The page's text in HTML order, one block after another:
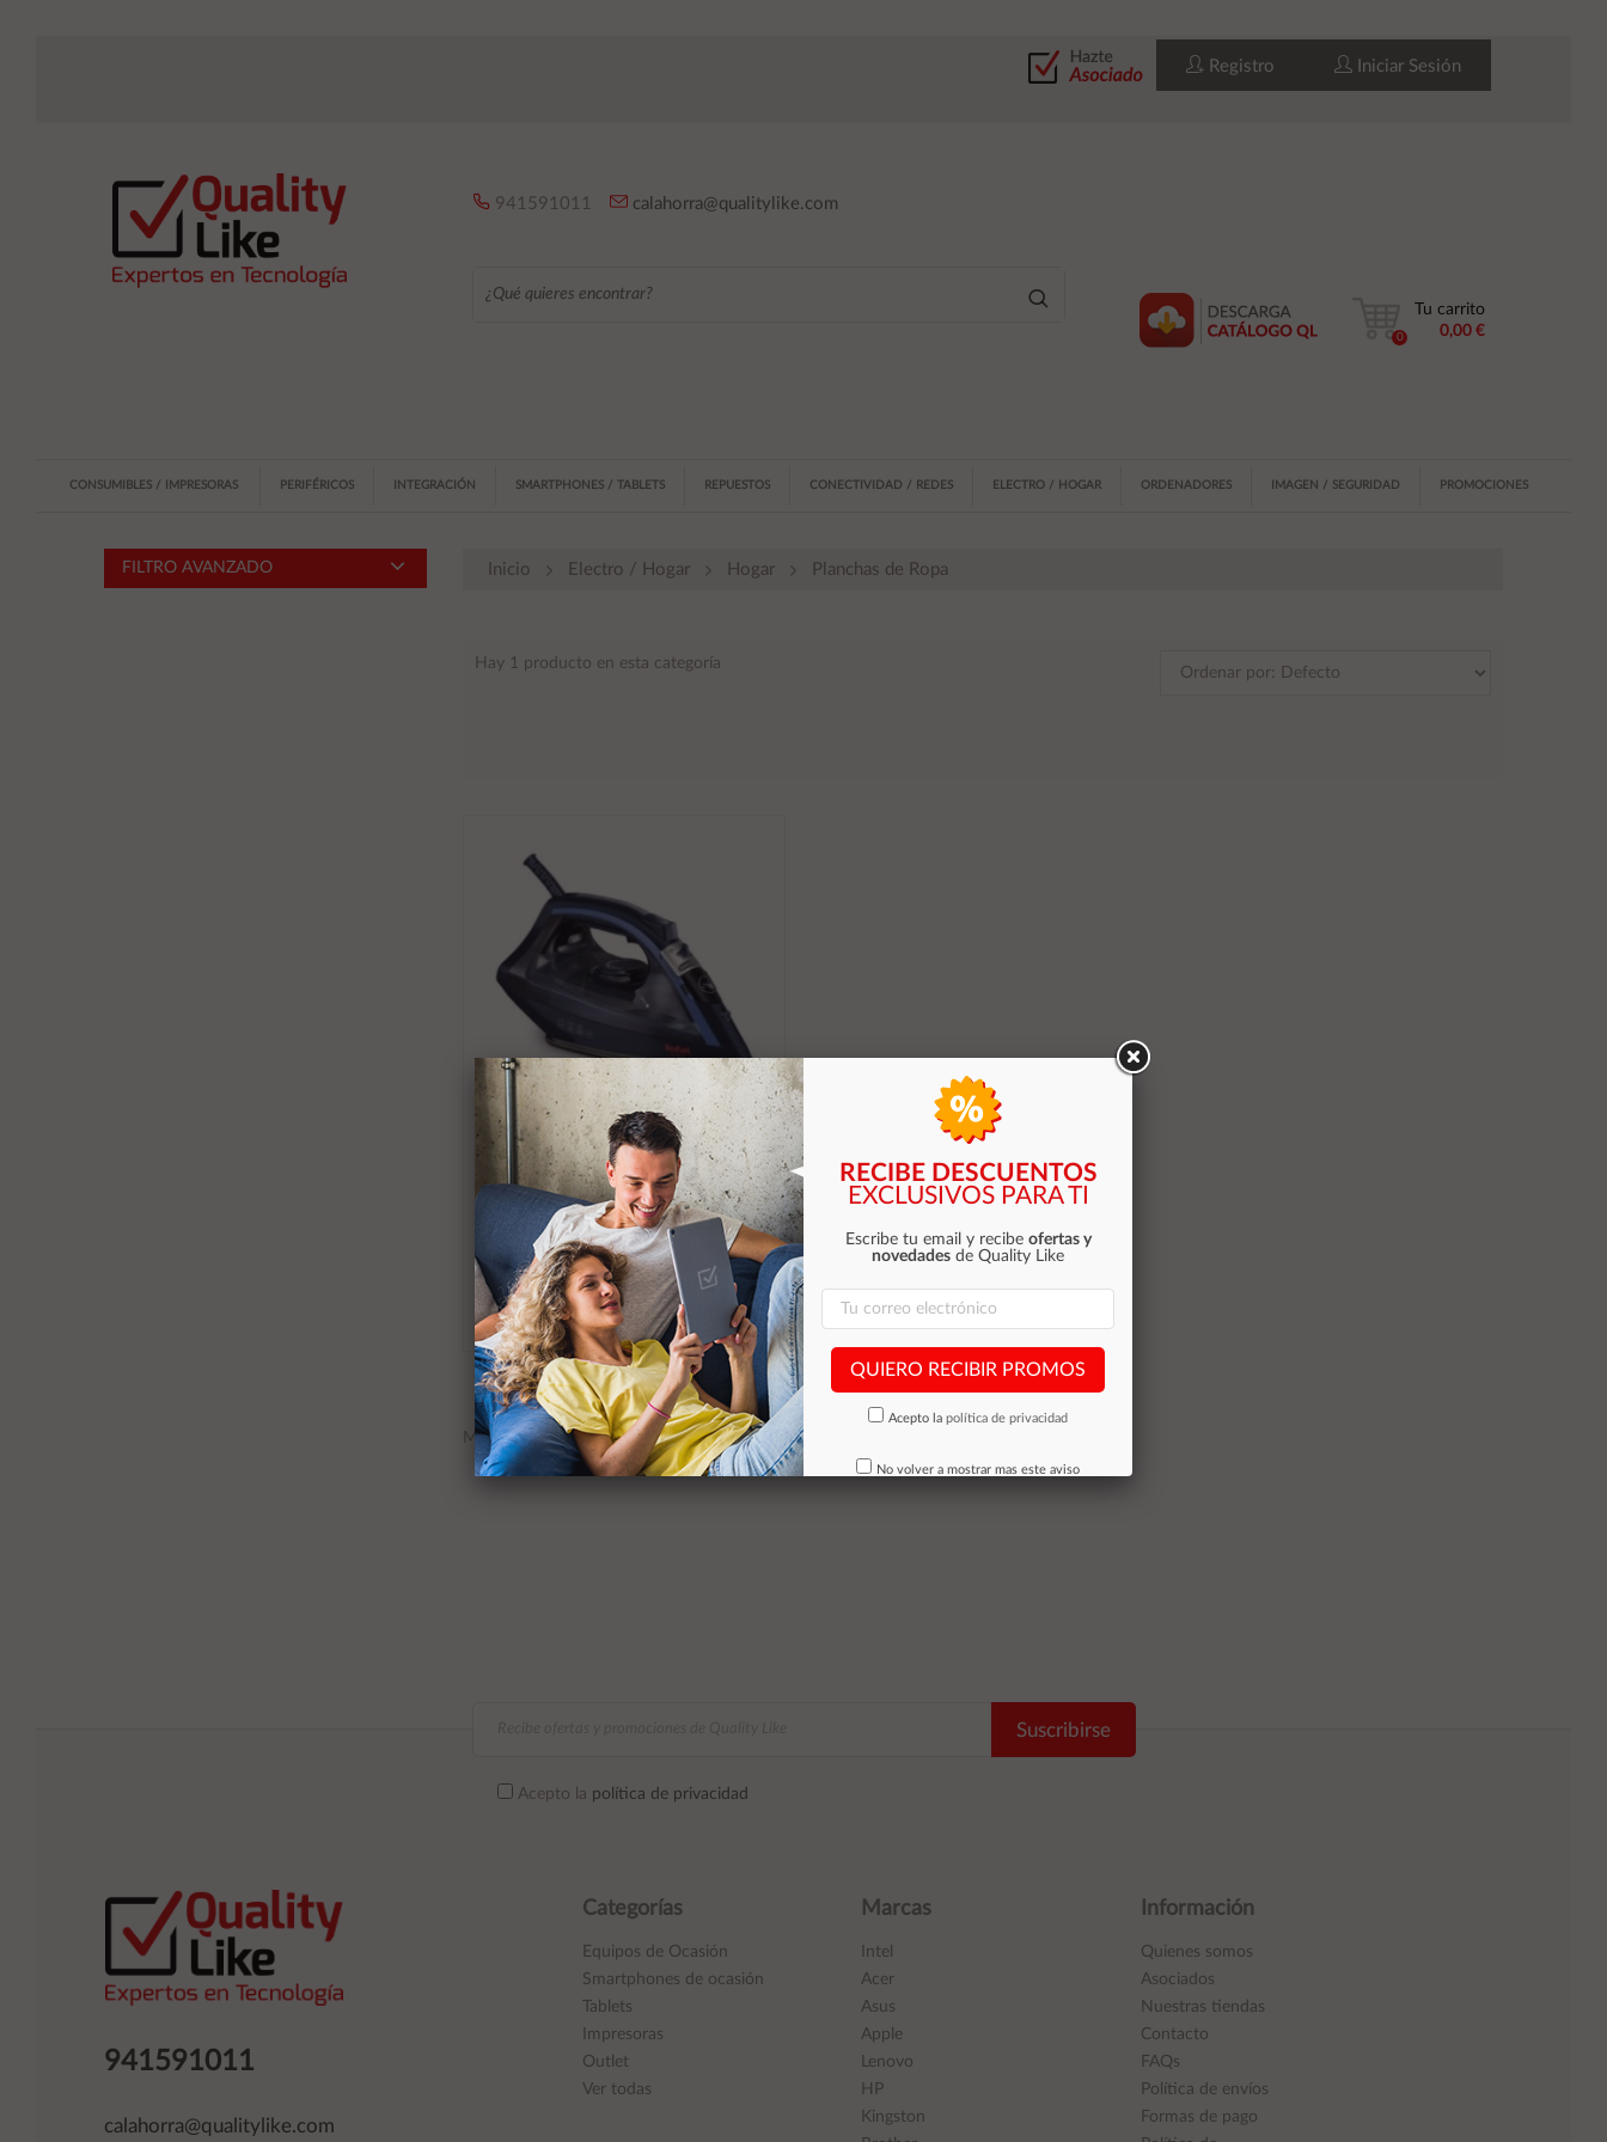
Registro Iniciar Sesión
941591011 calahorra@qualitylike.com
Tu carrito
0,00 €
0
CONSUMIBLES / IMPRESORAS PERIFÉRICOS INTEGRACIÓN SMARTPHONES / TABLETS REPUESTOS CONECTIVIDAD / REDES ELECTRO / HOGAR ORDENADORES IMAGEN / SEGURIDAD PROMOCIONES
FILTRO AVANZADO Inicio Electro / Hogar Hogar Planchas de Ropa
Hay 1 producto en esta categoría
÷ Plancha de vapor tefal fv1713 suela
antiadherente 24 g/min vapor 2000w
color azul
28,06 €
Stocks (4)
Añadir al carrito
Mostrando 1 producto
Suscribirse
Acepto la política de privacidad
941591011
calahorra@qualitylike.com
Categorías
Equipos de Ocasión
Smartphones de ocasión
Tablets
Impresoras
Outlet
Ver todas
Marcas
Intel
Acer
Asus
Apple
Lenovo
HP
Kingston
Información
Quienes somos
Asociados
Nuestras tiendas
Contacto
FAQs
Política de envíos
Formas de pago
RECIBE DESCUENTOS
EXCLUSIVOS PARA TI
Escribe tu email y recibe ofertas y
novedades de Quality Like
QUIERO RECIBIR PROMOS
Acepto la política de privacidad
No volver a mostrar mas este aviso